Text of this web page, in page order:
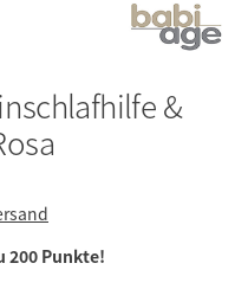
&
200 Punkte!